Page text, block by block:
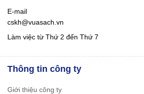
E-mail
cskh@vuasach.vn
Làm việc từ Thứ 2 đến Thứ 7
Thông tin công ty
Giới thiệu công ty